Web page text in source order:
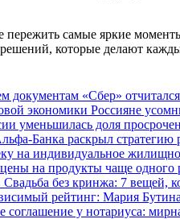
самые яркие
которые делают
документам «Сбер»
экономики Россияне
уменьшилась доля
Банка раскрыл стратегию
на индивидуальное
на продукты чаще одного
Свадьба без кринжа: 7 вещей,
рейтинг: Мария
соглашение у нотариуса: